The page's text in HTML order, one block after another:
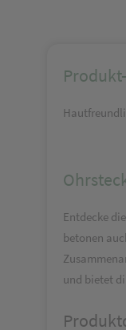
Entdecke
betonen
und bietet